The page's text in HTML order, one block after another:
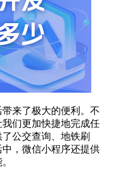
来了极大的便利。不
们更加快捷地完成任
公交查询、地铁刷
，微信小程序还提供